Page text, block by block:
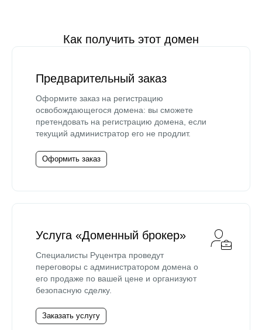
Как получить этот домен
Предварительный заказ
Оформите заказ на регистрацию
освобождающегося домена: вы сможете
претендовать на регистрацию домена, если
текущий администратор его не продлит.
Оформить заказ
Услуга «Доменный брокер»
Специалисты Руцентра проведут
переговоры с администратором домена о
его продаже по вашей цене и организуют
безопасную сделку.
Заказать услугу